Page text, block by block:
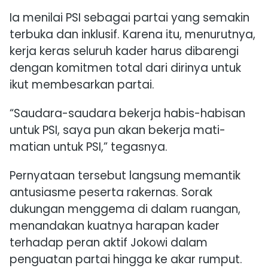
Ia menilai PSI sebagai partai yang semakin
terbuka dan inklusif. Karena itu, menurutnya,
kerja keras seluruh kader harus dibarengi
dengan komitmen total dari dirinya untuk
ikut membesarkan partai.
“Saudara-saudara bekerja habis-habisan
untuk PSI, saya pun akan bekerja mati-
matian untuk PSI,” tegasnya.
Pernyataan tersebut langsung memantik
antusiasme peserta rakernas. Sorak
dukungan menggema di dalam ruangan,
menandakan kuatnya harapan kader
terhadap peran aktif Jokowi dalam
penguatan partai hingga ke akar rumput.